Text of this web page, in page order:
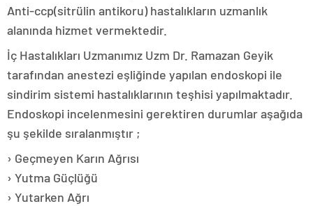
Anti-ccp(sitrülin antikoru) hastalıkların uzmanlık
alanında hizmet vermektedir.
İç Hastalıkları Uzmanımız Uzm Dr. Ramazan Geyik
tarafından anestezi eşliğinde yapılan endoskopi ile
sindirim sistemi hastalıklarının teşhisi yapılmaktadır.
Endoskopi incelenmesini gerektiren durumlar aşağıda
şu şekilde sıralanmıştır ;
› Geçmeyen Karın Ağrısı
› Yutma Güçlüğü
› Yutarken Ağrı